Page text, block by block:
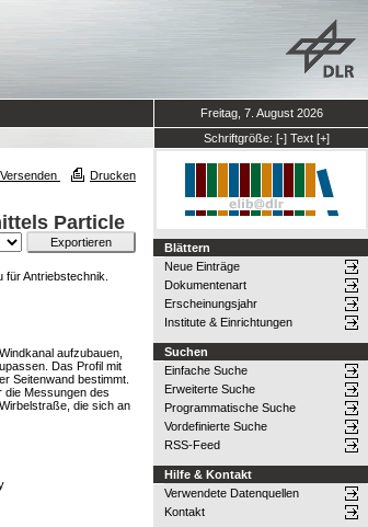
Freitag, 7. August 2026
Schriftgröße: [-] Text [+]
Versenden Drucken
Particle
für Antriebstechnik.
aufzubauen,
Das Profil mit
Seitenwand bestimmt.
die Messungen des
die sich an
Blättern
Neue Einträge
Dokumentenart
Erscheinungsjahr
Institute & Einrichtungen
Suchen
Einfache Suche
Erweiterte Suche
Programmatische Suche
Vordefinierte Suche
RSS-Feed
Hilfe & Kontakt
Verwendete Datenquellen
Kontakt